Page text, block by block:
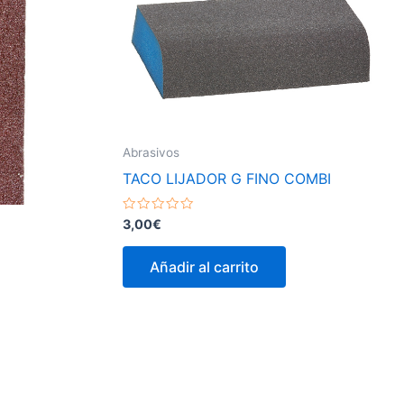
Abrasivos
TACO LIJADOR G FINO COMBI
Valorado
con
0
3,00€
Añadir al carrito